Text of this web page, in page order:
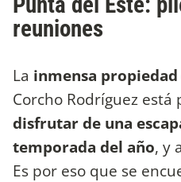
reuniones
La inmensa propiedad
Corcho Rodríguez está
disfrutar de una
temporada del año, y
Es por eso que se